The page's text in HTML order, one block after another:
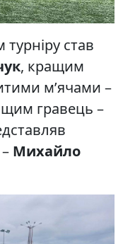
став
, кращим
м’ячами –
гравець –
Михайло